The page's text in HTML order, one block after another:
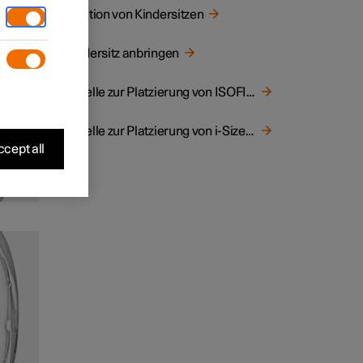
Position von Kindersitzen
Kindersitz anbringen
Tabelle zur Platzierung von ISOFIX-Kindersitzen
Tabelle zur Platzierung von i-Size-Kindersitzen
all